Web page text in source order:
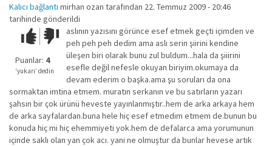
Kalıcı bağlantı mirhan ozan tarafından 22. Temmuz 2009 - 20:46
tarihinde gönderildi
Çok iyi!O
kadar
iyi
değil!
Puanlar: 4
‘yukarı’ dedin
aslının yazısını görünce esef etmek geçti içimden ve
peh peh peh dedim ama aslı serin şiirini kendine
üleşen biri olarak bunu zul buldum...hala da şiiirini
esefle değil nefesle okuyan biriyim.okumaya da
devam ederim o başka.ama şu soruları da ona
sormaktan imtina etmem. muratın serkanın ve bu satırların yazarı
şahsın bir çok ürünü heveste yayınlanmıştır..hem de arka arkaya hem
de arka sayfalardan.buna hele hiç esef etmedim etmem de.bunun bu
konuda hiç mi hiç ehemmiyeti yok.hem de defalarca ama yorumunun
içinde saklı olan yan çok acı. yani ne olmuştur da bunlar hevese artık